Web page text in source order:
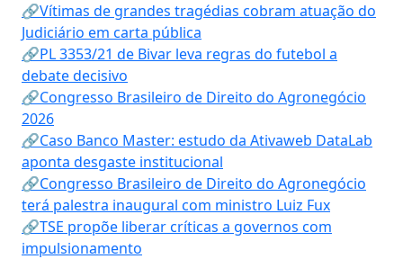
🔗Vítimas de grandes tragédias cobram atuação do
Judiciário em carta pública
🔗PL 3353/21 de Bivar leva regras do futebol a
debate decisivo
🔗Congresso Brasileiro de Direito do Agronegócio
2026
🔗Caso Banco Master: estudo da Ativaweb DataLab
aponta desgaste institucional
🔗Congresso Brasileiro de Direito do Agronegócio
terá palestra inaugural com ministro Luiz Fux
🔗TSE propõe liberar críticas a governos com
impulsionamento